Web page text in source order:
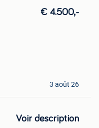
€ 4.500,-
3 août 26
Voir description